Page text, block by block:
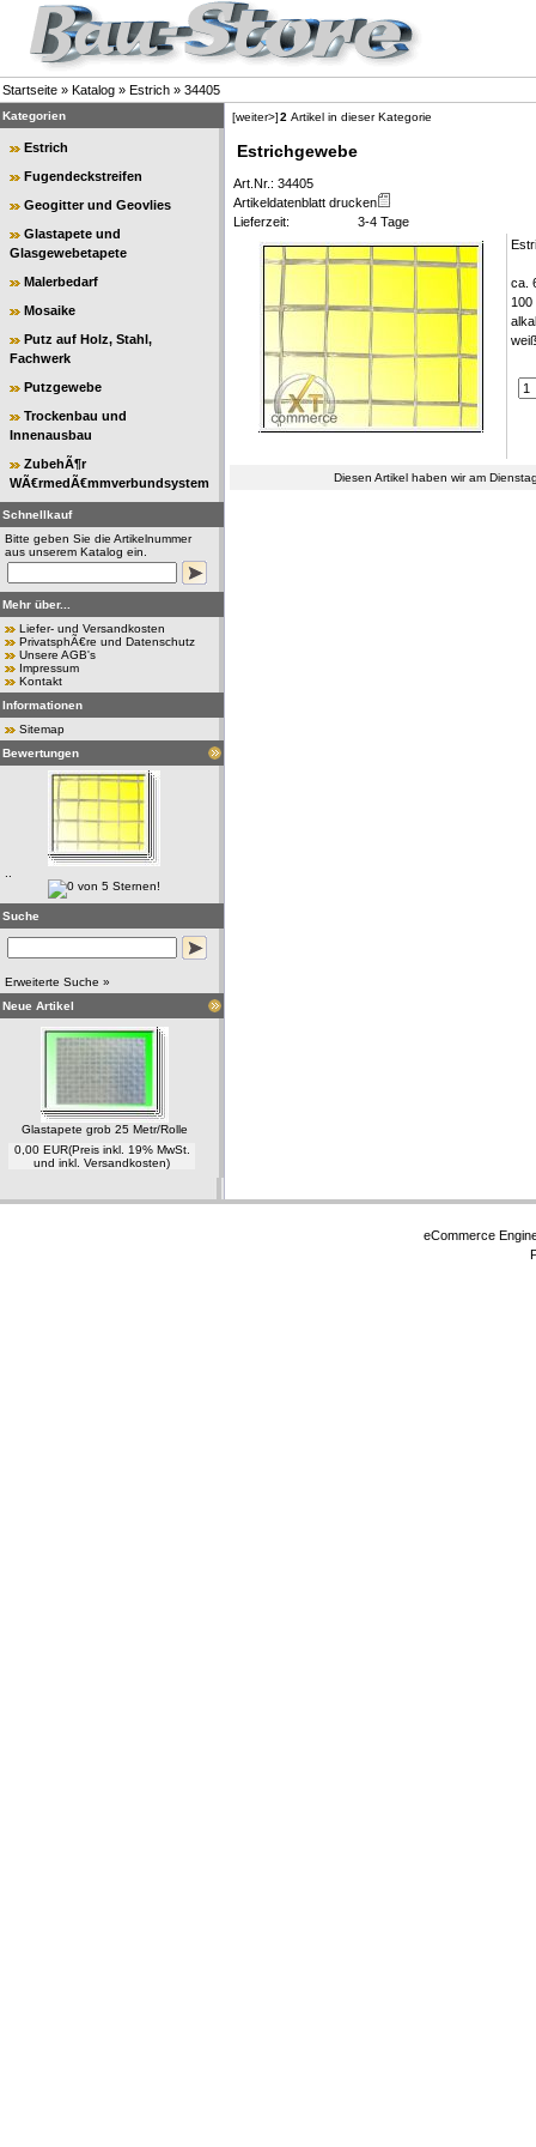
Startseite » Katalog » Estrich » 34405
Kategorien
Estrich
Fugendeckstreifen
Geogitter und Geovlies
Glastapete und
Glasgewebetapete
Malerbedarf
Mosaike
Putz auf Holz, Stahl,
Fachwerk
Putzgewebe
Trockenbau und
Innenausbau
ZubehÃ¶r
WÃ€rmedÃ€mmverbundsystem
Schnellkauf
Bitte geben Sie die Artikelnummer
aus unserem Katalog ein.
Mehr über...
Liefer- und Versandkosten
PrivatsphÃ€re und Datenschutz
Unsere AGB's
Impressum
Kontakt
Informationen
Sitemap
Bewertungen
Suche
Erweiterte Suche »
Neue Artikel
Glastapete grob 25 Metr/Rolle
0,00 EUR(Preis inkl. 19% MwSt.
und inkl. Versandkosten)
[weiter>]2 Artikel in dieser Kategorie
Estrichgewebe
Art.Nr.: 34405
Artikeldatenblatt drucken
Lieferzeit:
3-4 Tage
ca.
100
Diesen Artikel haben wir am
eCommerce